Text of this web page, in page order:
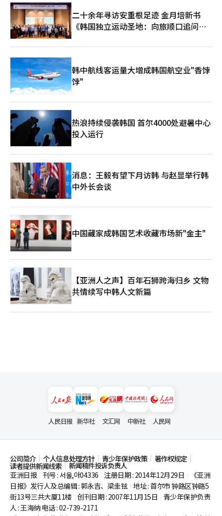
二十余年寻访安重根足迹 金月培新书
《韩国独立运动圣地：向旅顺口追问历
韩中航线客运量大增成韩国航空业"香饽
饽"
热浪持续侵袭韩国 首尔4000处避暑中心
投入运行
消息：王毅有望下月访韩 与赵显举行韩
中外长会谈
中国藏家成韩国艺术收藏市场新"金主"
【亚洲人之声】百年石狮跨海归乡 文物
共情续写中韩人文新篇
人民日报 新华社 文汇网 中新社 人民网
公司简介 个人信息处理方针 青少年保护政策 著作权规定
读者提供新闻线索
新闻稿件投诉负责人
亚洲日报
刊号 : 서울,아04336 注册日期 : 2014年12月29日
《亚洲
日报》发行人及总编辑 : 郭永吉、梁圭铉 地址 : 首尔市钟路区钟路5
街13号三共大厦11楼 创刊日期 : 2007年11月15日
青少年保护负责
人 : 王海纳 电话 : 02-739-2171